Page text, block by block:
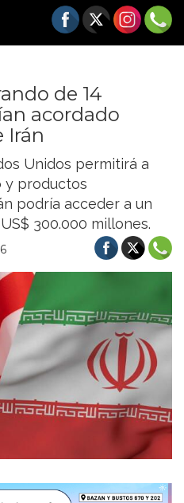
de 14
acordado
Irán
Unidos permitirá a
y productos
podría acceder a un
300.000 millones.